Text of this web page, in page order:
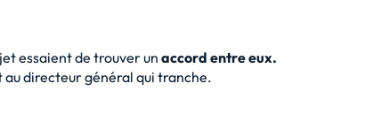
essaient de trouver un accord entre eux.
directeur général qui tranche.